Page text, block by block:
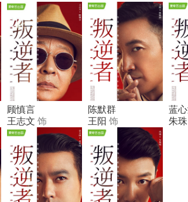
顾慎言
王志文 饰
陈默群
王阳 饰
蓝
朱珠